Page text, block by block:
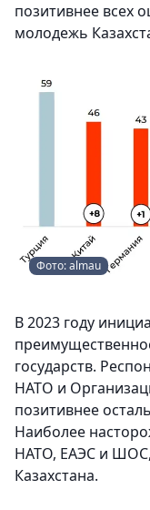
позитивнее всех
молодежь
Фото: almau
В 2023 году
государств.
НАТО и
позитивнее
Наиболее
НАТО, ЕАЭС и ШОС,
Казахстана.